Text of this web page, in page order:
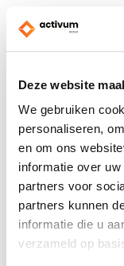
Deze website
We gebruiken
personaliseren,
en om ons
informatie over
partners voor
partners kunnen
informatie die u
verzameld op